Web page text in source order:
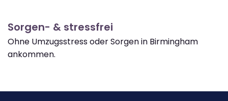
Sorgen- & stressfrei
Ohne Umzugsstress oder Sorgen in Birmingham
ankommen.